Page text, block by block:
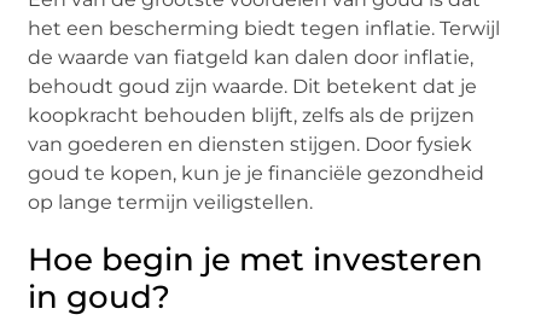
het een bescherming biedt tegen inflatie. Terwijl
de waarde van fiatgeld kan dalen door inflatie,
behoudt goud zijn waarde. Dit betekent dat je
koopkracht behouden blijft, zelfs als de prijzen
van goederen en diensten stijgen. Door fysiek
goud te kopen, kun je je financiële gezondheid
op lange termijn veiligstellen.
Hoe begin je met investeren
in goud?